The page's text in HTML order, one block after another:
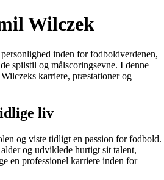
Wilczek
inden for fodboldverdenen,
spilstil og målscoringsevne. I denne
karriere, præstationer og
liv
og viste tidligt en passion for fodbold.
og udviklede hurtigt sit talent,
en professionel karriere inden for